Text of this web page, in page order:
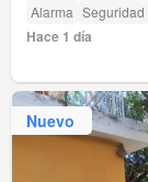
Alarma Seguridad
Hace 1 día
Nuevo